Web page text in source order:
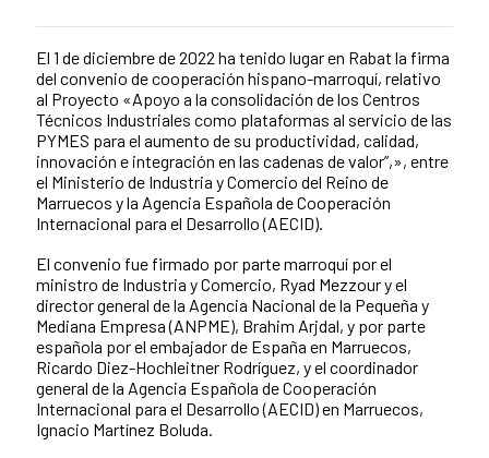
Contenido de la noticia
El 1 de diciembre de 2022 ha tenido lugar en Rabat la firma
del convenio de cooperación hispano-marroquí, relativo
al Proyecto «Apoyo a la consolidación de los Centros
Técnicos Industriales como plataformas al servicio de las
PYMES para el aumento de su productividad, calidad,
innovación e integración en las cadenas de valor”,», entre
el Ministerio de Industria y Comercio del Reino de
Marruecos y la Agencia Española de Cooperación
Internacional para el Desarrollo (AECID).
El convenio fue firmado por parte marroquí por el
ministro de Industria y Comercio, Ryad Mezzour y el
director general de la Agencia Nacional de la Pequeña y
Mediana Empresa (ANPME), Brahim Arjdal, y por parte
española por el embajador de España en Marruecos,
Ricardo Diez-Hochleitner Rodríguez, y el coordinador
general de la Agencia Española de Cooperación
Internacional para el Desarrollo (AECID) en Marruecos,
Ignacio Martínez Boluda.